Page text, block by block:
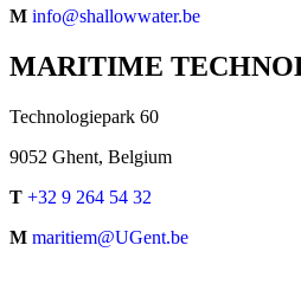
M info@shallowwater.be
MARITIME
Technologiepark 60
9052 Ghent, Belgium
T +32 9 264 54 32
M maritiem@UGent.be